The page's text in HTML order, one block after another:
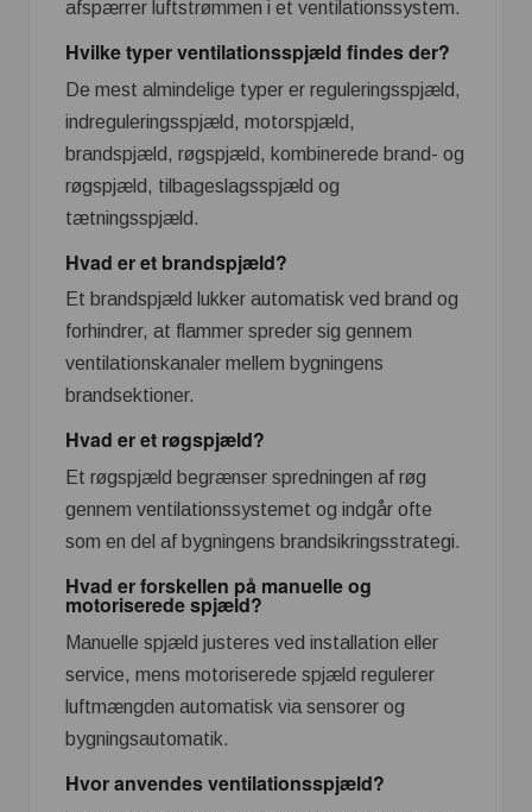
afspærrer luftstrømmen i et ventilationssystem.
Hvilke typer ventilationsspjæld findes der?
De mest almindelige typer er reguleringsspjæld,
indreguleringsspjæld, motorspjæld,
brandspjæld, røgspjæld, kombinerede brand- og
røgspjæld, tilbageslagsspjæld og
tætningsspjæld.
Hvad er et brandspjæld?
Et brandspjæld lukker automatisk ved brand og
forhindrer, at flammer spreder sig gennem
ventilationskanaler mellem bygningens
brandsektioner.
Hvad er et røgspjæld?
Et røgspjæld begrænser spredningen af røg
gennem ventilationssystemet og indgår ofte
som en del af bygningens brandsikringsstrategi.
Hvad er forskellen på manuelle og
motoriserede spjæld?
Manuelle spjæld justeres ved installation eller
service, mens motoriserede spjæld regulerer
luftmængden automatisk via sensorer og
bygningsautomatik.
Hvor anvendes ventilationsspjæld?